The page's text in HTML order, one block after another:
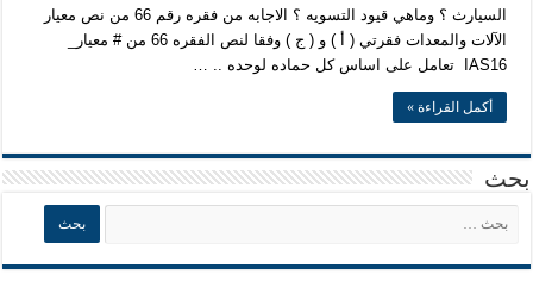
السيارث ؟ وماهي قيود التسويه ؟ الاجابه من فقره رقم 66 من نص معيار
الآلات والمعدات فقرتي ( أ ) و ( ج ) وفقا لنص الفقره 66 من ‎# معيار_
IAS16 تعامل على اساس كل حماده لوحده .. …
أكمل القراءة »
بحث